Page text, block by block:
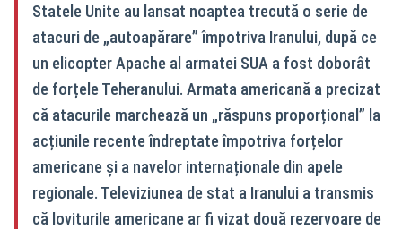
Statele Unite au lansat noaptea trecută o serie de
atacuri de „autoapărare” împotriva Iranului, după ce
un elicopter Apache al armatei SUA a fost doborât
de forțele Teheranului. Armata americană a precizat
că atacurile marchează un „răspuns proporțional” la
acțiunile recente îndreptate împotriva forțelor
americane și a navelor internaționale din apele
regionale. Televiziunea de stat a Iranului a transmis
că loviturile americane ar fi vizat două rezervoare de